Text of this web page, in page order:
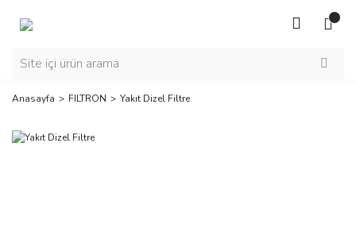
Anasayfa FILTRON Yakıt Dizel Filtre